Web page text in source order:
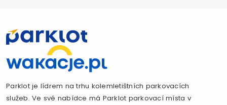
Parklot je lídrem na trhu kolemletištních parkovacích
služeb. Ve své nabídce má Parklot parkovací místa v